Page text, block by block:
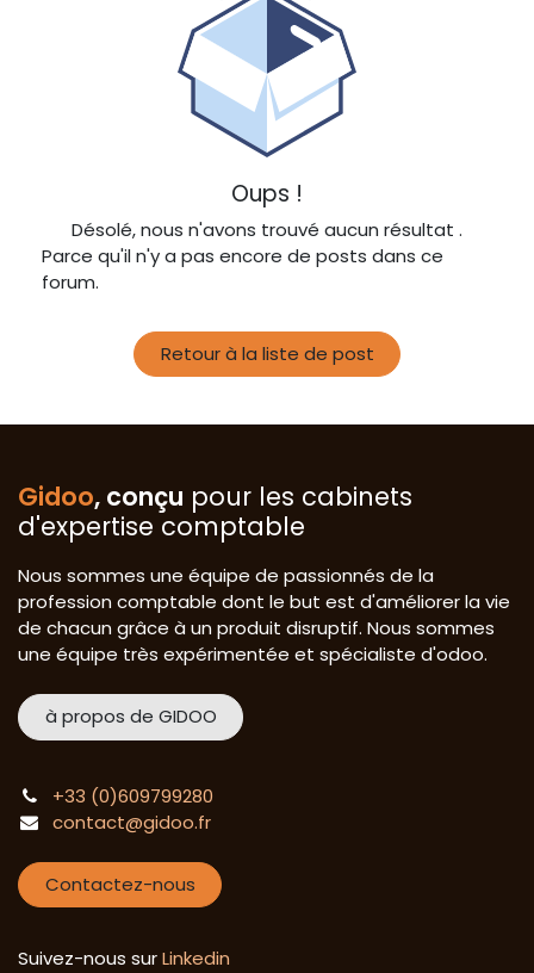
Oups !
Désolé, nous n'avons trouvé aucun résultat .
Parce qu'il n'y a pas encore de posts dans ce
forum.
Retour à la liste de post
Gidoo, conçu pour les cabinets
d'expertise comptable
Nous sommes une équipe de passionnés de la
profession comptable dont le but est d'améliorer la vie
de chacun grâce à un produit disruptif. Nous sommes
une équipe très expérimentée et spécialiste d'odoo.
à propos de GIDOO
+33 (0)609799280
contact@gidoo.fr
Contactez-nous
Suivez-nous surLinkedin